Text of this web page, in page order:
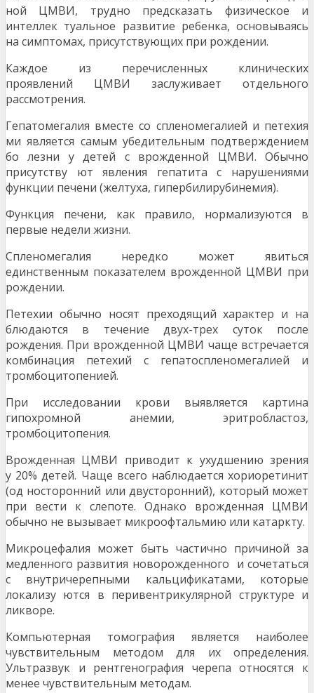
ной ЦМВИ, трудно предсказать физическое и
интеллек туальное развитие ребенка, основываясь
на симптомах, присутствующих при рождении.
Каждое из перечисленных клинических
проявлений ЦМВИ заслуживает отдельного
рассмотрения.
Гепатомегалия вместе со спленомегалией и петехия
ми является самым убедительным подтверждением
бо лезни у детей с врожденной ЦМВИ. Обычно
присутству ют явления гепатита с нарушениями
функции печени (желтуха, гипербилирубинемия).
Функция печени, как правило, нормализуются в
первые недели жизни.
Спленомегалия нередко может явиться
единственным показателем врожденной ЦМВИ при
рождении.
Петехии обычно носят преходящий характер и на
блюдаются в течение двух-трех суток после
рождения. При врожденной ЦМВИ чаще встречается
комбинация петехий с гепатоспленомегалией и
тромбоцитопенией.
При исследовании крови выявляется картина
гипохромной анемии, эритробластоз,
тромбоцитопения.
Врожденная ЦМВИ приводит к ухудшению зрения
у 20% детей. Чаще всего наблюдается хориоретинит
(од носторонний или двусторонний), который может
при вести к слепоте. Однако врожденная ЦМВИ
обычно не вызывает микроофтальмию или катаркту.
Микроцефалия может быть частично причиной за
медленного развития новорожденного и сочетаться
с внутричерепными кальцификатами, которые
локализу ются в перивентрикулярной структуре и
ликворе.
Компьютерная томография является наиболее
чувствительным методом для их определения.
Ультразвук и рентгенография черепа относятся к
менее чувствительным методам.